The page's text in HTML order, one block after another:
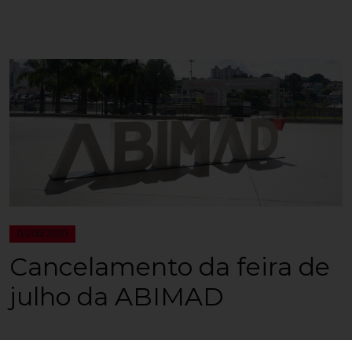
04/06/2020
Cancelamento da feira de
julho da ABIMAD